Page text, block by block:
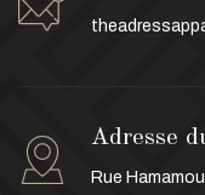
Adresse
Rue